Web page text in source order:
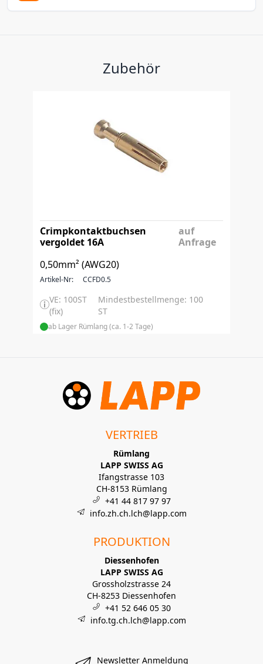
Zubehör
Crimpkontaktbuchsen
vergoldet 16A
0,50mm² (AWG20)
auf
Anfrage
Artikel-Nr: CCFD0.5
VE: 100ST
(fix)
Mindestbestellmenge: 100
ST
ab Lager Rümlang (ca. 1-2 Tage)
VERTRIEB
Rümlang
LAPP SWISS AG
Ifangstrasse 103
CH-8153 Rümlang
+41 44 817 97 97
info.zh.ch.lch@lapp.com
PRODUKTION
Diessenhofen
LAPP SWISS AG
Grossholzstrasse 24
CH-8253 Diessenhofen
+41 52 646 05 30
info.tg.ch.lch@lapp.com
Newsletter Anmeldung